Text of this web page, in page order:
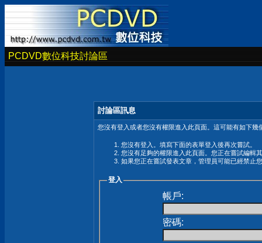
PCDVD數位科技討論區
討論區訊息
您沒有登入或者您沒有權限進入此頁面。這可能有如下幾
您沒有登入。填寫下面的表單登入後再次嘗試。
您沒有足夠的權限進入此頁面。您正在嘗試編輯
如果您正在嘗試發表文章，管理員可能已經禁止
登入
帳戶:
密碼: